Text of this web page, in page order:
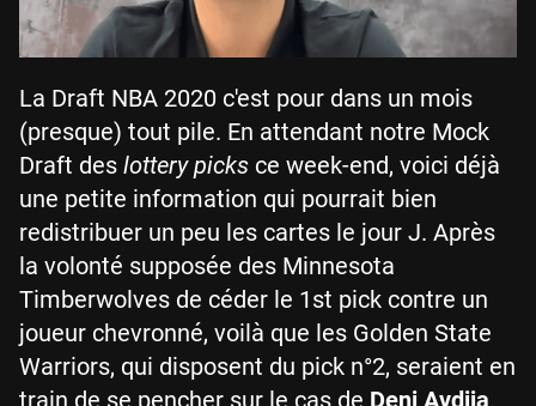
La Draft NBA 2020 c'est pour dans un mois
(presque) tout pile. En attendant notre Mock
Draft des lottery picks ce week-end, voici déjà
une petite information qui pourrait bien
redistribuer un peu les cartes le jour J. Après
la volonté supposée des Minnesota
Timberwolves de céder le 1st pick contre un
joueur chevronné, voilà que les Golden State
Warriors, qui disposent du pick n°2, seraient en
train de se pencher sur le cas de Deni Avdija.